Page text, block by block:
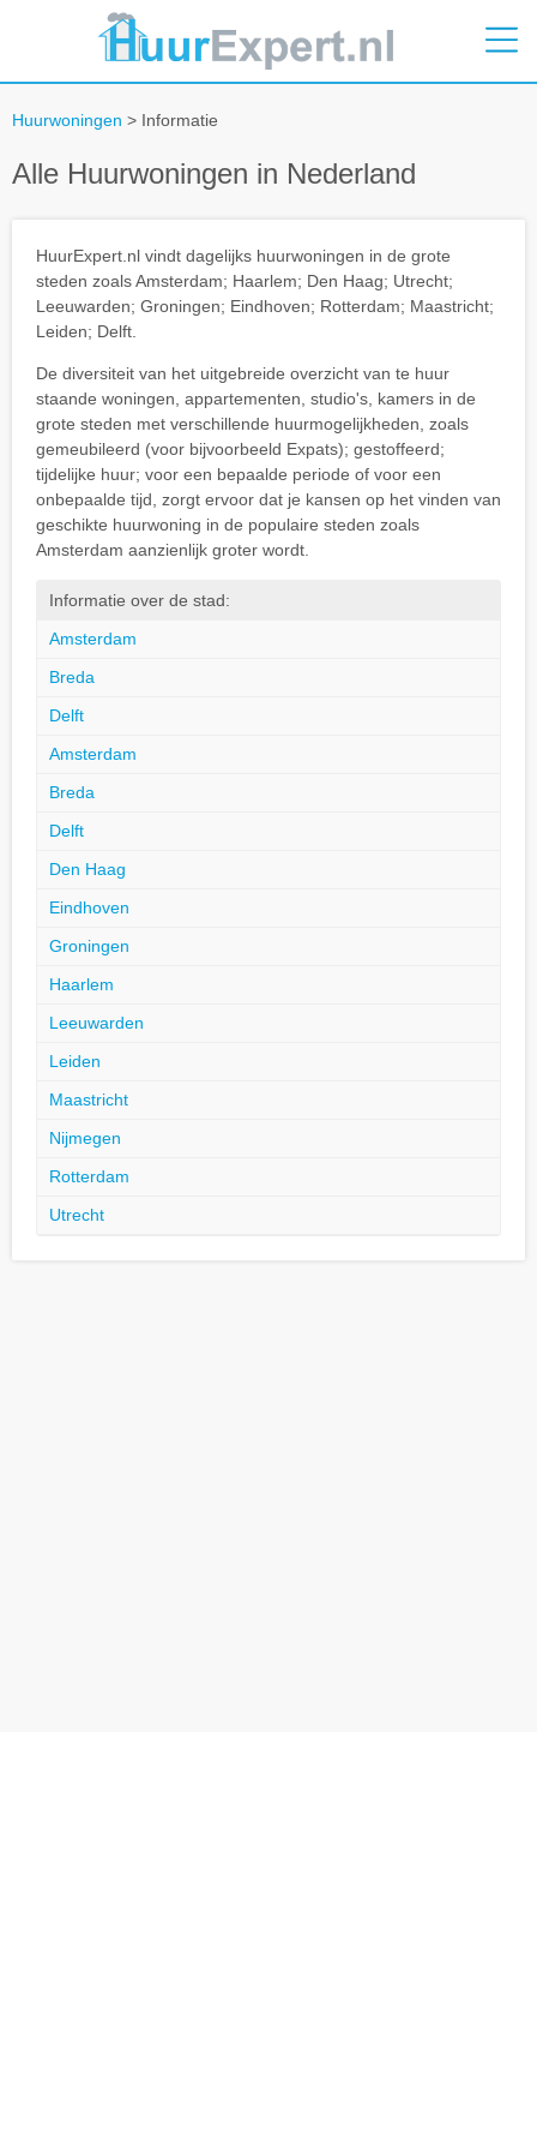
Huurwoningen > Informatie
Alle Huurwoningen in Nederland
HuurExpert.nl vindt dagelijks huurwoningen in de grote
steden zoals Amsterdam; Haarlem; Den Haag; Utrecht;
Leeuwarden; Groningen; Eindhoven; Rotterdam; Maastricht;
Leiden; Delft.
De diversiteit van het uitgebreide overzicht van te huur
staande woningen, appartementen, studio's, kamers in de
grote steden met verschillende huurmogelijkheden, zoals
gemeubileerd (voor bijvoorbeeld Expats); gestoffeerd;
tijdelijke huur; voor een bepaalde periode of voor een
onbepaalde tijd, zorgt ervoor dat je kansen op het vinden van
geschikte huurwoning in de populaire steden zoals
Amsterdam aanzienlijk groter wordt.
Informatie over de stad:
Amsterdam
Breda
Delft
Amsterdam
Breda
Delft
Den Haag
Eindhoven
Groningen
Haarlem
Leeuwarden
Leiden
Maastricht
Nijmegen
Rotterdam
Utrecht